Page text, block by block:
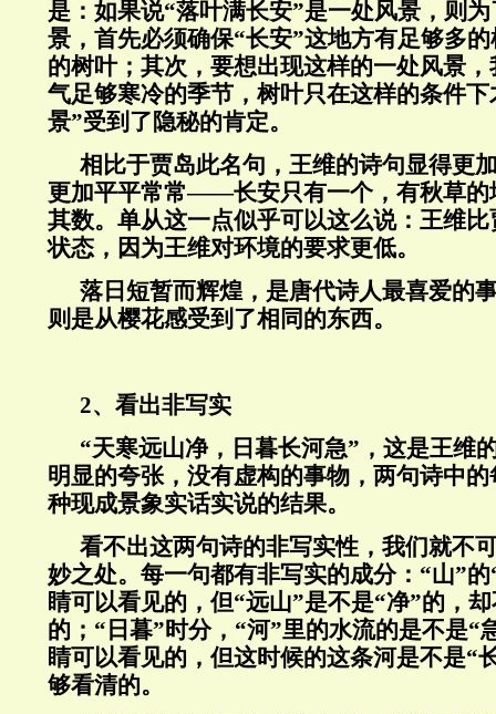
是：如果说“落叶满长安”是一处风景，则
景，首先必须确保“长安”这地方有足够多
的树叶；其次，要想出现这样的一处风景
气足够寒冷的季节，树叶只在这样的条件
景”受到了隐秘的肯定。
相比于贾岛此名句，王维的诗句显得更
更加平平常常——长安只有一个，有秋草的
其数。单从这一点似乎可以这么说：王维
状态，因为王维对环境的要求更低。
落日短暂而辉煌，是唐代诗人最喜爱的
则是从樱花感受到了相同的东西。
2、看出非写实
“天寒远山净，日暮长河急”，这是王维
明显的夸张，没有虚构的事物，两句诗中
种现成景象实话实说的结果。
看不出这两句诗的非写实性，我们就不
妙之处。每一句都有非写实的成分：“山”
睛可以看见的，但“远山”是不是“净”的，
的；“日暮”时分，“河”里的水流的是不是“
睛可以看见的，但这时候的这条河是不是“
够看清的。